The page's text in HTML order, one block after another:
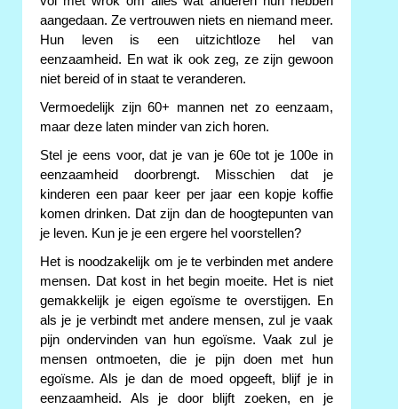
aangedaan. Ze vertrouwen niets en niemand meer.
Hun leven is een uitzichtloze hel van
eenzaamheid. En wat ik ook zeg, ze zijn gewoon
niet bereid of in staat te veranderen.
Vermoedelijk zijn 60+ mannen net zo eenzaam,
maar deze laten minder van zich horen.
Stel je eens voor, dat je van je 60e tot je 100e in
eenzaamheid doorbrengt. Misschien dat je
kinderen een paar keer per jaar een kopje koffie
komen drinken. Dat zijn dan de hoogtepunten van
je leven. Kun je je een ergere hel voorstellen?
Het is noodzakelijk om je te verbinden met andere
mensen. Dat kost in het begin moeite. Het is niet
gemakkelijk je eigen egoïsme te overstijgen. En
als je je verbindt met andere mensen, zul je vaak
pijn ondervinden van hun egoïsme. Vaak zul je
mensen ontmoeten, die je pijn doen met hun
egoïsme. Als je dan de moed opgeeft, blijf je in
eenzaamheid. Als je door blijft zoeken, en je